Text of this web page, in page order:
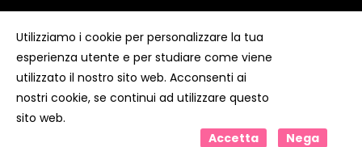
Copyright ©Kyuubi Cloud SolutionbySTUDIO
diritti riservati
Utilizziamo i cookie per personalizzare la tua
esperienza utente e per studiare come viene
utilizzato il nostro sito web. Acconsenti ai
nostri cookie, se continui ad utilizzare questo
sito web.
Accetta
Nega